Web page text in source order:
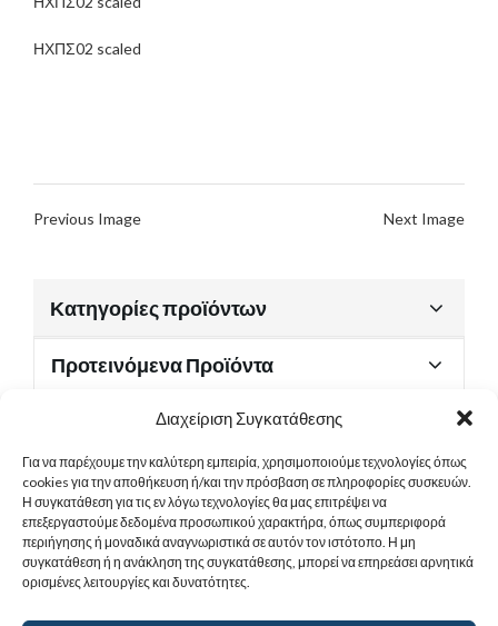
Διαχείριση Συγκατάθεσης
Για να παρέχουμε την καλύτερη εμπειρία, χρησιμοποιούμε τεχνολογίες όπως
cookies για την αποθήκευση ή/και την πρόσβαση σε πληροφορίες συσκευών.
Η συγκατάθεση για τις εν λόγω τεχνολογίες θα μας επιτρέψει να
επεξεργαστούμε δεδομένα προσωπικού χαρακτήρα, όπως συμπεριφορά
περιήγησης ή μοναδικά αναγνωριστικά σε αυτόν τον ιστότοπο. Η μη
συγκατάθεση ή η ανάκληση της συγκατάθεσης, μπορεί να επηρεάσει αρνητικά
ορισμένες λειτουργίες και δυνατότητες.
ΗΧΠΣ02 scaled
Previous Image Next Image
Κατηγορίες προϊόντων
Προτεινόμενα Προϊόντα
Χρήσιμα Έγγραφα
Sitemap
Στοιχεία Επικοινωνίας